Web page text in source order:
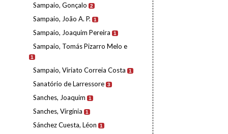
Sampaio, Gonçalo 2
Sampaio, João A. P. 1
Sampaio, Joaquim Pereira 1
Sampaio, Tomás Pizarro Melo e
1
Sampaio, Viriato Correia Costa 1
Sanatório de Larressore 3
Sanches, Joaquim 1
Sanches, Virgínia 1
Sánchez Cuesta, Léon 1